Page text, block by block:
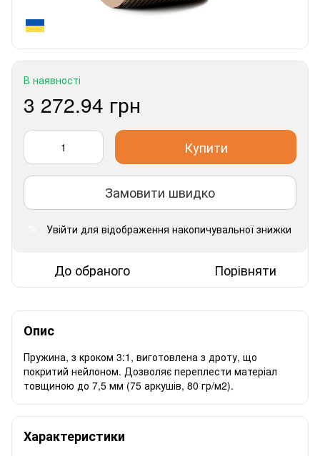
В наявності
3 272.94 грн
Купити
Замовити швидко
Увійти для відображення накопичувальної знижки
До обраного Порівняти
Опис
Пружина, з кроком 3:1, виготовлена з дроту, що
покритий нейлоном. Дозволяє переплести матеріал
товщиною до 7,5 мм (75 аркушів, 80 гр/м2).
Характеристики